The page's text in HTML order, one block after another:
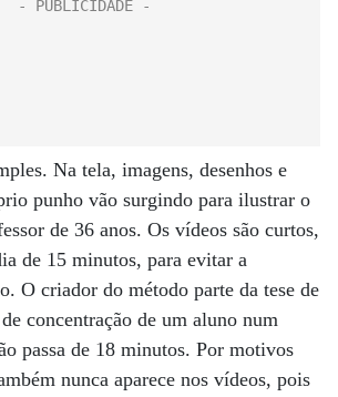
Na tela, imagens, desenhos e
punho vão surgindo para ilustrar o
de 36 anos. Os vídeos são curtos,
de 15 minutos, para evitar a
O criador do método parte da tese de
concentração de um aluno num
passa de 18 minutos. Por motivos
nunca aparece nos vídeos, pois